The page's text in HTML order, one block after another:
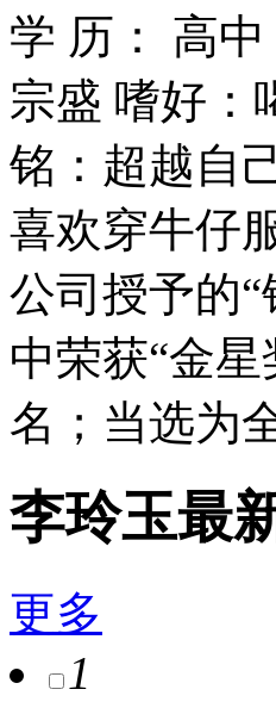
学 历： 高
宗盛 嗜好：
铭：超越自
喜欢穿牛仔
公司授予的
中荣获“金
名；当选为
李玲玉最
更多
1